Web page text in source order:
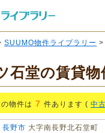
SUUMO物件ライブラリー >
石堂の賃貸物
物件は 7 件あります ( 中
長野市 大字南長野北石堂町